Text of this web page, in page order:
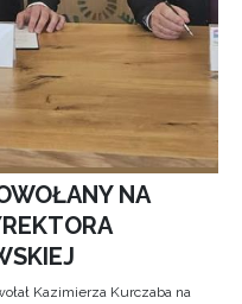
NA
Kazimierza Kurczaba na